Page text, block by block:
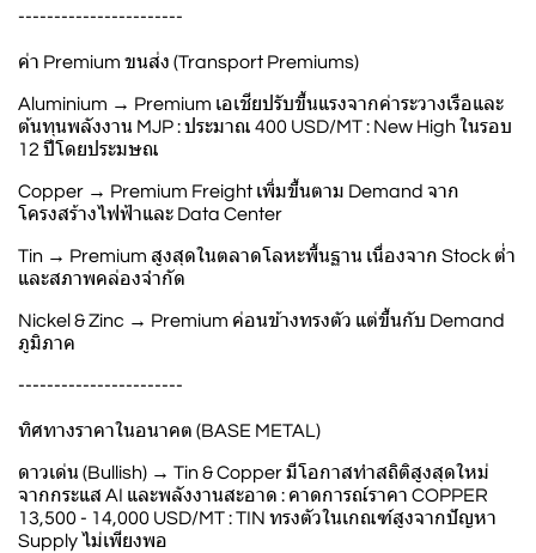
-----------------------
ค่า Premium ขนส่ง (Transport Premiums)
Aluminium → Premium เอเชียปรับขึ้นแรงจากค่าระวางเรือและ
ต้นทุนพลังงาน MJP : ประมาณ 400 USD/MT : New High ในรอบ
12 ปีโดยประมษณ
Copper → Premium Freight เพิ่มขึ้นตาม Demand จาก
โครงสร้างไฟฟ้าและ Data Center
Tin → Premium สูงสุดในตลาดโลหะพื้นฐาน เนื่องจาก Stock ต่ำ
และสภาพคล่องจำกัด
Nickel & Zinc → Premium ค่อนข้างทรงตัว แต่ขึ้นกับ Demand
ภูมิภาค
-----------------------
ทิศทางราคาในอนาคต (BASE METAL)
ดาวเด่น (Bullish) → Tin & Copper มีโอกาสทำสถิติสูงสุดใหม่
จากกระแส AI และพลังงานสะอาด : คาดการณ์ราคา COPPER
13,500 - 14,000 USD/MT : TIN ทรงตัวในเกณฑ์สูงจากปัญหา
Supply ไม่เพียงพอ